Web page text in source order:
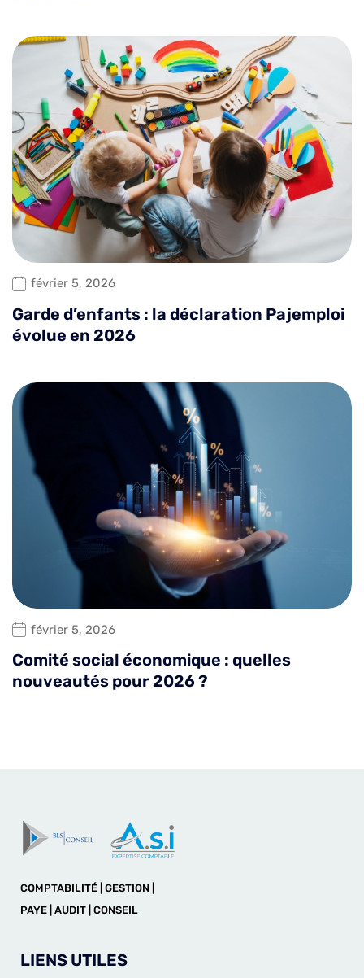
février 5, 2026
Garde d’enfants : la déclaration Pajemploi
évolue en 2026
février 5, 2026
Comité social économique : quelles
nouveautés pour 2026 ?
COMPTABILITÉ | GESTION |
PAYE | AUDIT | CONSEIL
LIENS UTILES